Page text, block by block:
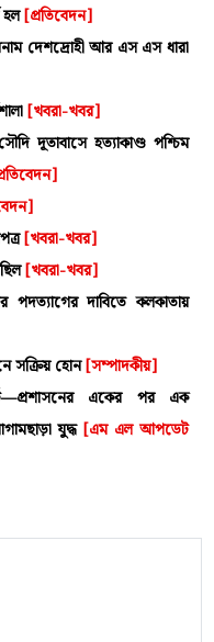
হল[প্রতিবেদন]
দেশদ্রোহী আর এস এস ধারা
[খবরা-খবর]
দূতাবাসে হত্যাকাণ্ড পশ্চিম
[খবরা-খবর]
[খবরা-খবর]
পদত্যাগের দাবিতে কলকাতায়
সক্রিয় হোন[সম্পাদকীয়]
একের পর এক
যুদ্ধ[এম এল আপডেট